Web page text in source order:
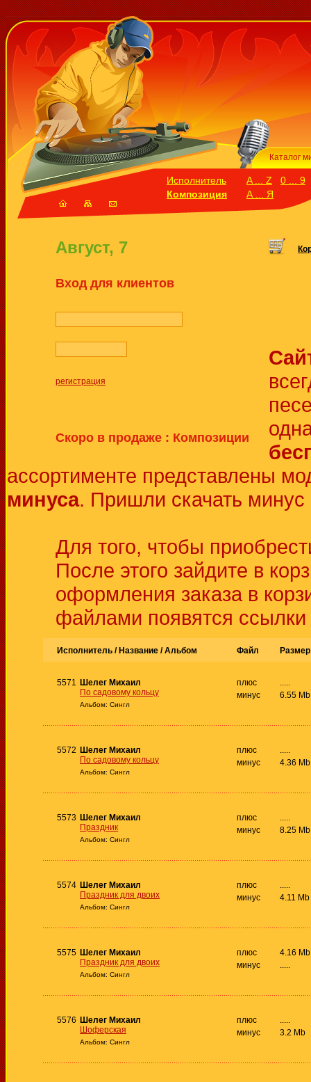
Каталог
Исполнитель
Композиция
A ... Z
0 ... 9
А ... Я
Август, 7
Вход для клиентов
регистрация
Скоро в продаже : Композиции
ассортименте представлены
минуса. Пришли скачать минус
Для того, чтобы
После этого зайдите в
оформления заказа в
файлами появятся ссылки
Исполнитель / Название /Альбом Файл Размер
5571 Шелег Михаил
По садовому кольцу
Альбом: Сингл
плюс
минус
.....
6.55 Mb
5572 Шелег Михаил
По садовому кольцу
Альбом: Сингл
плюс
минус
.....
4.36 Mb
5573 Шелег Михаил
Праздник
Альбом: Сингл
плюс
минус
.....
8.25 Mb
5574 Шелег Михаил
Праздник для двоих
Альбом: Сингл
плюс
минус
.....
4.11 Mb
5575 Шелег Михаил
Праздник для двоих
Альбом: Сингл
плюс
минус
4.16 Mb
.....
5576 Шелег Михаил
Шоферская
Альбом: Сингл
плюс
минус
.....
3.2 Mb